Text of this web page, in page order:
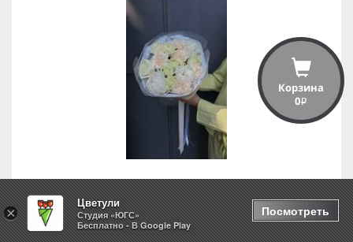
Свидание
Корзина
0i
×
Цветули
Студия «ЮГС»
Бесплатно - В Google Play
Посмотреть